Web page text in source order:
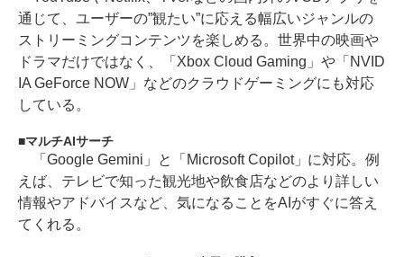
通じて、ユーザーの”観たい”に応える幅広いジャンルの
ストリーミングコンテンツを楽しめる。世界中の映画や
ドラマだけではなく、「Xbox Cloud Gaming」や「NVID
IA GeForce NOW」などのクラウドゲーミングにも対応
している。
マルチAIサーチ
「Google Gemini」と「Microsoft Copilot」に対応。例
えば、テレビで知った観光地や飲食店などのより詳しい
情報やアドバイスなど、気になることをAIがすぐに答え
てくれる。